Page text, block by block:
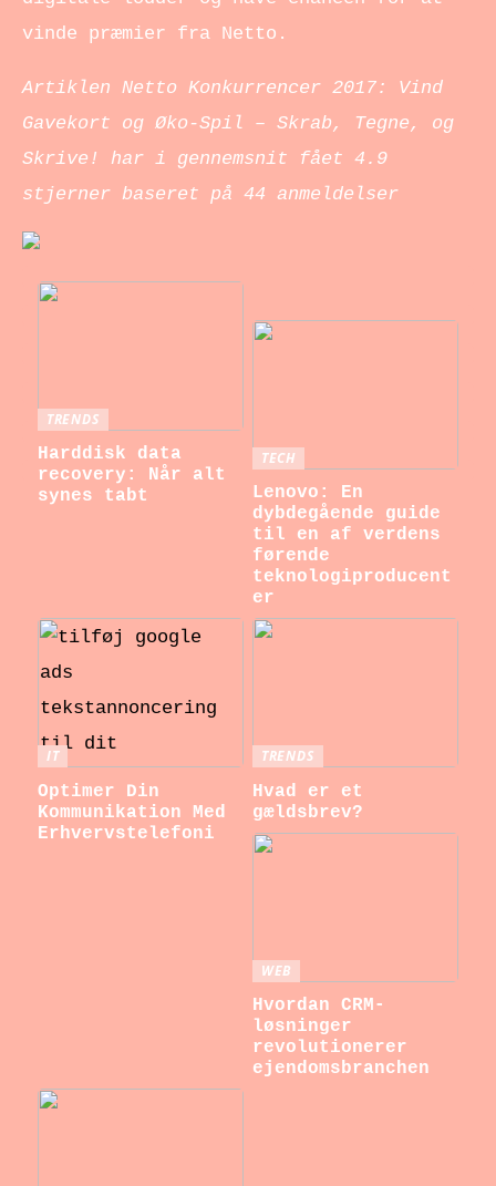
vinde præmier fra Netto.
Artiklen Netto Konkurrencer 2017: Vind
Gavekort og Øko-Spil – Skrab, Tegne, og
Skrive! har i gennemsnit fået 4.9
stjerner baseret på 44 anmeldelser
TRENDS
Harddisk data
recovery: Når alt
synes tabt
TECH
Lenovo: En
dybdegående guide
til en af verdens
førende
teknologiproducent
er
IT
Optimer Din
Kommunikation Med
Erhvervstelefoni
TRENDS
Hvad er et
gældsbrev?
WEB
Hvordan CRM-
løsninger
revolutionerer
ejendomsbranchen